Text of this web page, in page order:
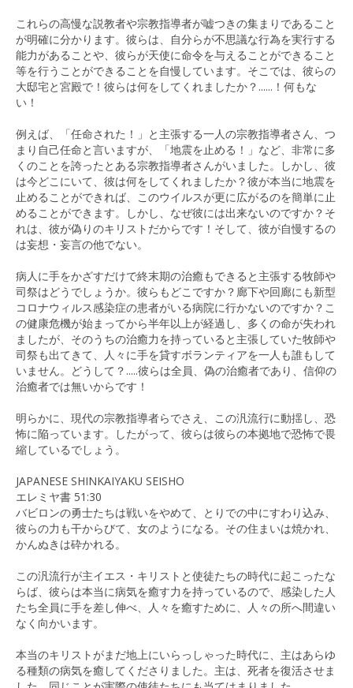
これらの高慢な説教者や宗教指導者が嘘つきの集まりであること
が明確に分かります。彼らは、自分らが不思議な行為を実行する
能力があることや、彼らが天使に命令を与えることができること
等を行うことができることを自慢しています。そこでは、彼らの
大邸宅と宮殿で！彼らは何をしてくれましたか？......！何もな
い！
例えば、「任命された！」と主張する一人の宗教指導者さん、つ
まり自己任命と言いますが、「地震を止める！」など、非常に多
くのことを誇ったとある宗教指導者さんがいました。しかし、彼
は今どこにいて、彼は何をしてくれましたか？彼が本当に地震を
止めることができれば、このウイルスが更に広がるのを簡単に止
めることができます。しかし、なぜ彼には出来ないのですか？そ
れは、彼が偽りのキリストだからです！そして、彼が自慢するの
は妄想・妄言の他でない。
病人に手をかざすだけで終末期の治癒もできると主張する牧師や
司祭はどうでしょうか。彼らもどこですか？廊下や回廊にも新型
コロナウィルス感染症の患者がいる病院に行かないのですか？こ
の健康危機が始まってから半年以上が経過し、多くの命が失われ
ましたが、そのうちの治癒力を持っていると主張していた牧師や
司祭も出てきて、人々に手を貸すボランティアを一人も誰もして
いません。どうして？.....彼らは全員、偽の治癒者であり、信仰の
治癒者では無いからです！
明らかに、現代の宗教指導者らでさえ、この汎流行に動揺し、恐
怖に陥っています。したがって、彼らは彼らの本拠地で恐怖で畏
縮しているでしょう。
JAPANESE SHINKAIYAKU SEISHO
エレミヤ書 51:30
バビロンの勇士たちは戦いをやめて、とりでの中にすわり込み、
彼らの力も干からびて、女のようになる。その住まいは焼かれ、
かんぬきは砕かれる。
この汎流行が主イエス・キリストと使徒たちの時代に起こったな
らば、彼らは本当に病気を癒す力を持っているので、感染した人
たち全員に手を差し伸べ、人々を癒すために、人々の所へ間違い
なく向かいます。
本当のキリストがまだ地上にいらっしゃった時代に、主はあらゆ
る種類の病気を癒してくださりました。主は、死者を復活させま